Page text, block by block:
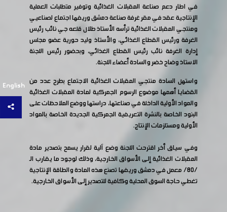
English
في اطار دعم صناعة المقبلات الغذائية وتوفير متطلبات العملية
الإنتاجية عقد في مقر غرفة صناعة دمشق وريفها اجتماع لصناعيي
ومنتجي المقبلات الغذائية ترأسه الأستاذ طلال قلعه جي نائب رئيس
الغرفة ورئيس القطاع الغذائي، والأستاذ وليد حورية عضو مجلس
إدارة الغرفة نائب رئيس القطاع الغذائي، وبحضور رئيس اللجنة
الاستاذ وضاح خضر والسادة أعضاء اللجنة.
واستهل السادة منتجي المقبلات الغذائية الاجتماع بطرح عدد من
القضايا أهمها موضوع الرسوم الجمركية لمادة المقبلات الغذائية
والمواد الأولية الداخلة في صناعتها، دراستها ووضع الملاحظات على
البنود الخاصة بالنشرة التعريفية الجمركية الجديدة الخاصة بالمواد
الأولية ومستلزمات الإنتاج.
وفي سياق أخر اقترحت اللجنة وضع آلية لقرار يسمح بتصدير مادة
المقبلات الغذائية إلى الأسواق الخارجية، وذلك لوجود ما يقارب الـ
/80/ معمل في دمشق وريفها تصنع هذه المادة والطاقة الإنتاجية
تغطي حاجة السوق المحلية وكافية للتصدير إلى الأسواق الخارجية.